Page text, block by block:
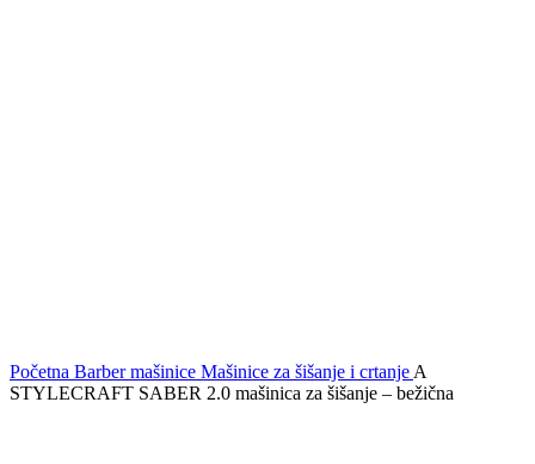
Početna Barber mašinice Mašinice za šišanje i crtanje A
STYLECRAFT SABER 2.0 mašinica za šišanje – bežična